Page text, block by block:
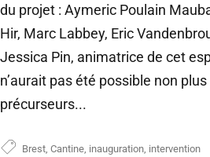
du projet : Aymeric Poulain
Hir, Marc Labbey, Eric
Jessica Pin, animatrice de cet
n’aurait pas été possible non
précurseurs...
Brest Cantine inauguration intervention